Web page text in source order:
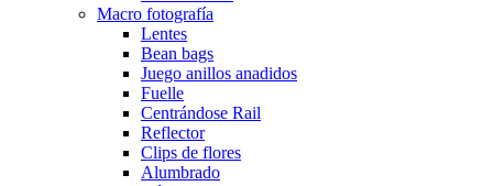
Macro fotografía
Lentes
Bean bags
Juego anillos anadidos
Fuelle
Centrándose Rail
Reflector
Clips de flores
Alumbrado